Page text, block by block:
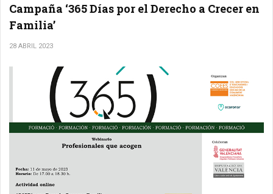
Campaña ‘365 Días por el Derecho a Crecer en
Familia’
28 ABRIL 2023